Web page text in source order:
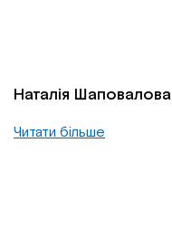
Наталія Шаповалова
Читати більше